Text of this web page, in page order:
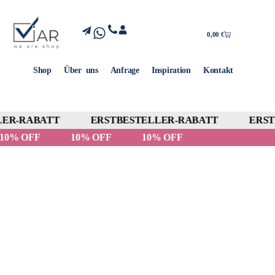
0,00 €
Shop Über uns Anfrage Inspiration Kontakt
RABATT ERSTBESTELLER-RABATT
10% OFF
10% OFF 10% OFF